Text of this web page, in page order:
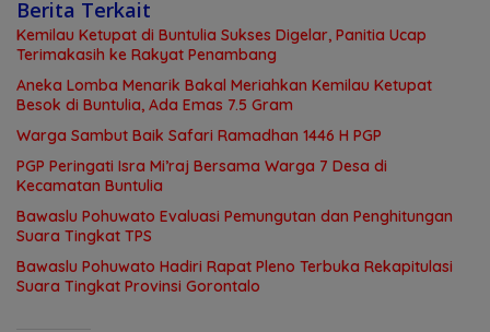
Berita Terkait
Kemilau Ketupat di Buntulia Sukses Digelar, Panitia Ucap
Terimakasih ke Rakyat Penambang
Aneka Lomba Menarik Bakal Meriahkan Kemilau Ketupat
Besok di Buntulia, Ada Emas 7.5 Gram
Warga Sambut Baik Safari Ramadhan 1446 H PGP
PGP Peringati Isra Mi’raj Bersama Warga 7 Desa di
Kecamatan Buntulia
Bawaslu Pohuwato Evaluasi Pemungutan dan Penghitungan
Suara Tingkat TPS
Bawaslu Pohuwato Hadiri Rapat Pleno Terbuka Rekapitulasi
Suara Tingkat Provinsi Gorontalo